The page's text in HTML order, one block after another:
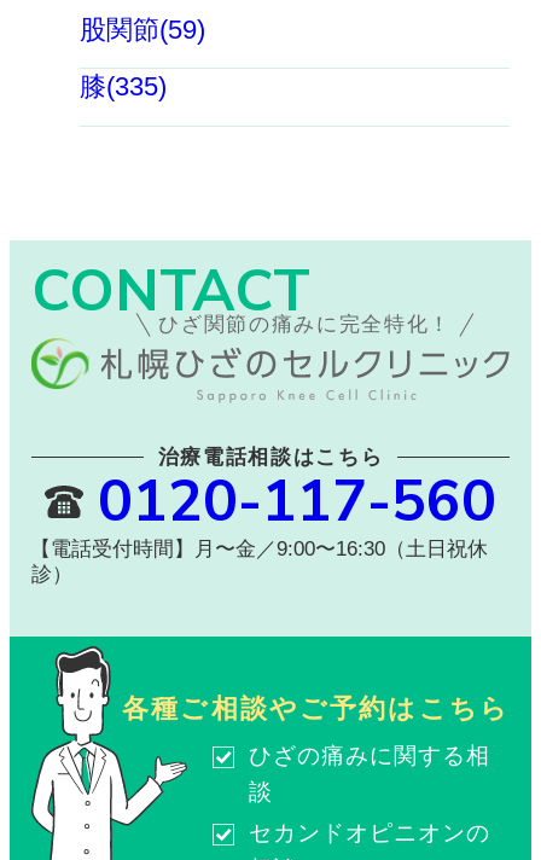
股関節(59)
膝(335)
CONTACT
ひざ関節の痛みに完全特化！
治療電話相談はこちら
0120-117-560
【電話受付時間】月〜金／9:00〜16:30（土日祝休
診）
各種ご相談やご予約はこちら
ひざの痛みに関する相
談
セカンドオピニオンの